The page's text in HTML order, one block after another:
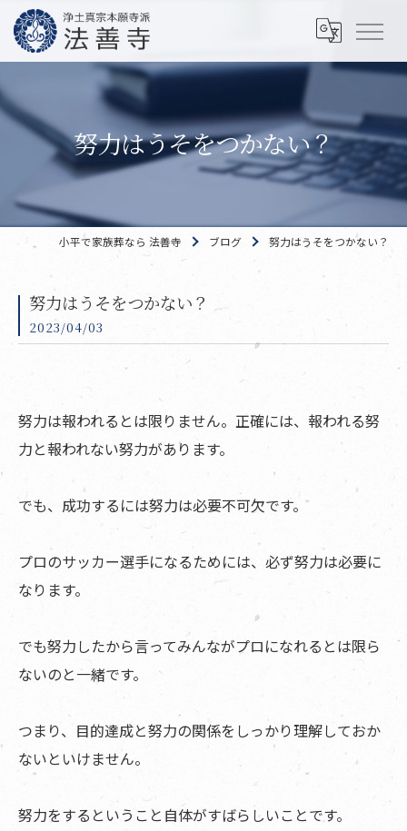
努力はうそをつかない？
小平で家族葬なら 法善寺 ブログ 努力はうそをつかない？
努力はうそをつかない？
2023/04/03
努力は報われるとは限りません。正確には、報われる努
力と報われない努力があります。
でも、成功するには努力は必要不可欠です。
プロのサッカー選手になるためには、必ず努力は必要に
なります。
でも努力したから言ってみんながプロになれるとは限ら
ないのと一緒です。
つまり、目的達成と努力の関係をしっかり理解しておか
ないといけません。
努力をするということ自体がすばらしいことです。